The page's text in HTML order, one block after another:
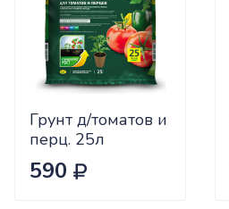
Грунт д/томатов и
перц. 25л
Малышок ФАСКО
(1/60)
590